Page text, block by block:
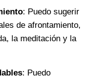
: Puedo sugerir
de afrontamiento,
la meditación y la
: Puedo